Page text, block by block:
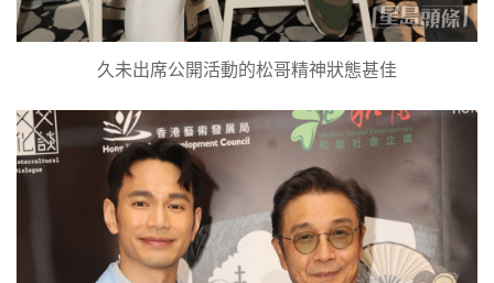
久未出席公開活動的松哥精神狀態甚佳